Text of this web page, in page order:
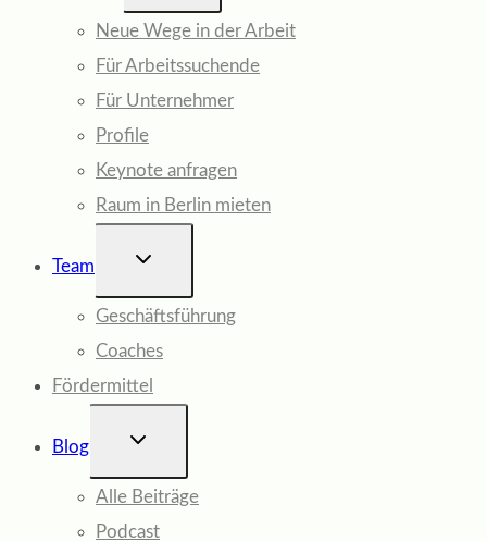
Neue Wege in der Arbeit
Für Arbeitssuchende
Für Unternehmer
Profile
Keynote anfragen
Raum in Berlin mieten
Team
UNTERMENÜ
Geschäftsführung
Coaches
Fördermittel
Blog
UNTERMENÜ
Alle Beiträge
Podcast